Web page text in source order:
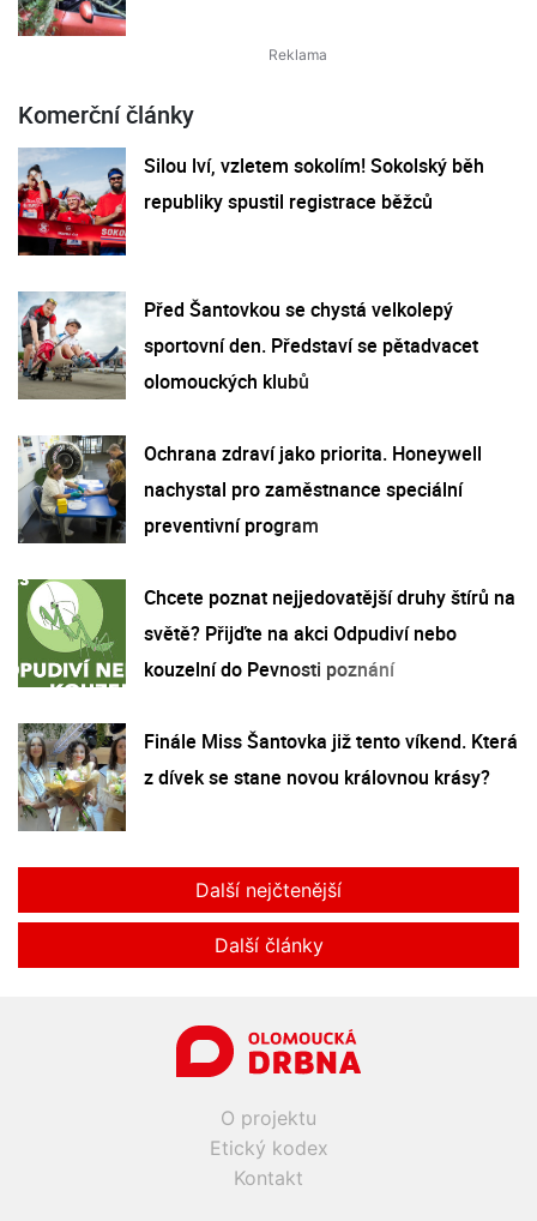
Komerční články
Silou lví, vzletem sokolím! Sokolský běh
republiky spustil registrace běžců
Před Šantovkou se chystá velkolepý
sportovní den. Představí se pětadvacet
olomouckých klubů
Ochrana zdraví jako priorita. Honeywell
nachystal pro zaměstnance speciální
preventivní program
Chcete poznat nejjedovatější druhy štírů na
světě? Přijďte na akci Odpudiví nebo
kouzelní do Pevnosti poznání
Finále Miss Šantovka již tento víkend. Která
z dívek se stane novou královnou krásy?
Další nejčtenější
Další články
O projektu
Etický kodex
Kontakt